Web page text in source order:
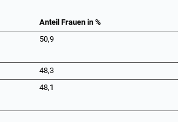
Anteil Frauen in %
50,9
48,3
48,1